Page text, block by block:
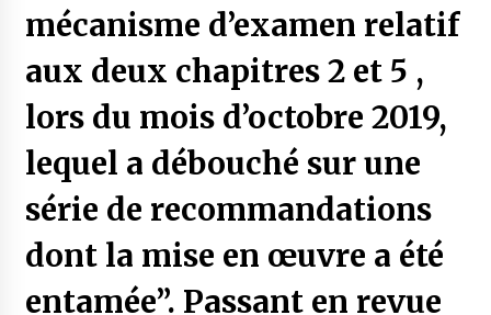
mécanisme d’examen relatif
aux deux chapitres 2 et 5 ,
lors du mois d’octobre 2019,
lequel a débouché sur une
série de recommandations
dont la mise en œuvre a été
entamée”. Passant en revue